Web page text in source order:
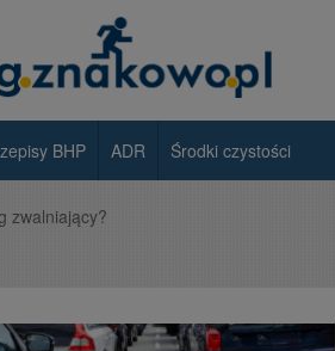
BHP ADR Środki czystości
zwalniający?